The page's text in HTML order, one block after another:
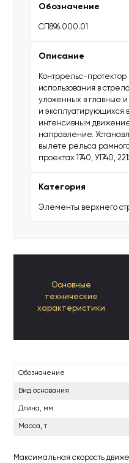
Обозначение
СП896.000.01
Описание
Контррельс-
использования в
уложенных в главные
и эксплуатирующихся
интенсивным
направление.
вылете рельса
проектах 1740, У1740,
Категория
Элементы верхнего
Основные
технические
характеристики
Обозначение
Вид основания
Длина, мм
Масса, т
Максимальная скорость